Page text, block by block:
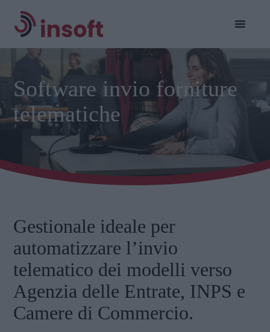
Software invio forniture
telematiche
Gestionale ideale per
automatizzare l’invio
telematico dei modelli verso
Agenzia delle Entrate, INPS e
Camere di Commercio.